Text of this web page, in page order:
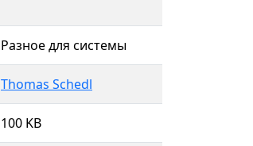
Разное для системы
Thomas Schedl
100 KB